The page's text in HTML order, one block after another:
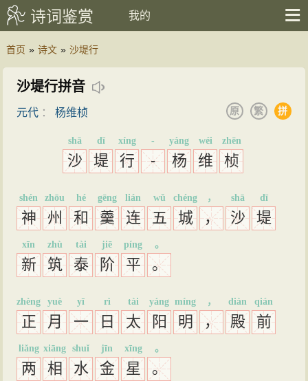
诗词鉴赏 我的
首页 » 诗文 » 沙堤行
沙堤行拼音
元代 ：杨维桢 拼
繁
原
沙
shā
堤
dī
行
xíng
-
-
杨
yáng
维
wéi
桢
zhēn
神
shén
州
zhōu
和
hé
羹
gēng
连
lián
五
wǔ
城
chéng
，
，
沙
shā
堤
dī
新
xīn
筑
zhù
泰
tài
阶
jiē
平
píng
。
。
正
zhèng
月
yuè
一
yī
日
rì
太
tài
阳
yáng
明
míng
，
，
殿
diàn
前
qián
两
liǎng
相
xiāng
水
shuǐ
金
jīn
星
xīng
。
。